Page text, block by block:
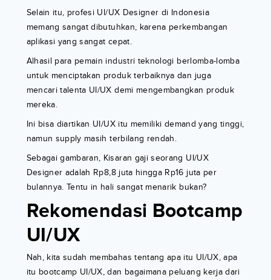
Selain itu, profesi UI/UX Designer di Indonesia
memang sangat dibutuhkan, karena perkembangan
aplikasi yang sangat cepat.
Alhasil para pemain industri teknologi berlomba-lomba
untuk menciptakan produk terbaiknya dan juga
mencari talenta UI/UX demi mengembangkan produk
mereka.
Ini bisa diartikan UI/UX itu memiliki demand yang tinggi,
namun supply masih terbilang rendah.
Sebagai gambaran, Kisaran gaji seorang UI/UX
Designer adalah Rp8,8 juta hingga Rp16 juta per
bulannya. Tentu in hali sangat menarik bukan?
Rekomendasi Bootcamp
UI/UX
Nah, kita sudah membahas tentang apa itu UI/UX, apa
itu bootcamp UI/UX, dan bagaimana peluang kerja dari